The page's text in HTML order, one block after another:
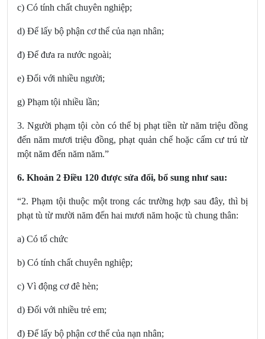
c) Có tính chất chuyên nghiệp;
d) Để lấy bộ phận cơ thể của nạn nhân;
đ) Để đưa ra nước ngoài;
e) Đối với nhiều người;
g) Phạm tội nhiều lần;
3. Người phạm tội còn có thể bị phạt tiền từ năm triệu đồng
đến năm mươi triệu đồng, phạt quản chế hoặc cấm cư trú từ
một năm đến năm năm.”
6. Khoản 2 Điều 120 được sửa đổi, bổ sung như sau:
“2. Phạm tội thuộc một trong các trường hợp sau đây, thì bị
phạt tù từ mười năm đến hai mươi năm hoặc tù chung thân:
a) Có tổ chức
b) Có tính chất chuyên nghiệp;
c) Vì động cơ đê hèn;
d) Đối với nhiều trẻ em;
đ) Để lấy bộ phận cơ thể của nạn nhân;